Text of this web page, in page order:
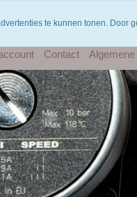
Contact
te kunnen tonen. Door